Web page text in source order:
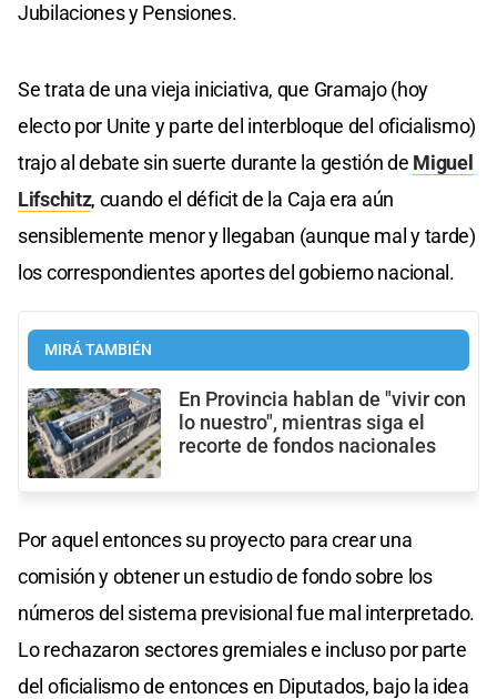
Jubilaciones y Pensiones.
Se trata de una vieja iniciativa, que Gramajo (hoy
electo por Unite y parte del interbloque del oficialismo)
trajo al debate sin suerte durante la gestión de Miguel
Lifschitz, cuando el déficit de la Caja era aún
sensiblemente menor y llegaban (aunque mal y tarde)
los correspondientes aportes del gobierno nacional.
MIRÁ TAMBIÉN
En Provincia hablan de "vivir con
lo nuestro", mientras siga el
recorte de fondos nacionales
Por aquel entonces su proyecto para crear una
comisión y obtener un estudio de fondo sobre los
números del sistema previsional fue mal interpretado.
Lo rechazaron sectores gremiales e incluso por parte
del oficialismo de entonces en Diputados, bajo la idea